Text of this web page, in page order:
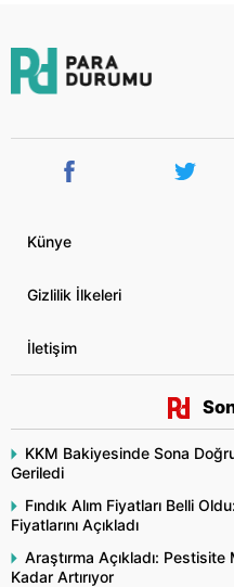
Künye
Gizlilik İlkeleri
İletişim
KKM Bakiyesinde Sona
Geriledi
Fındık Alım Fiyatları Belli
Fiyatlarını Açıkladı
Araştırma Açıkladı:
Kadar Artırıyor